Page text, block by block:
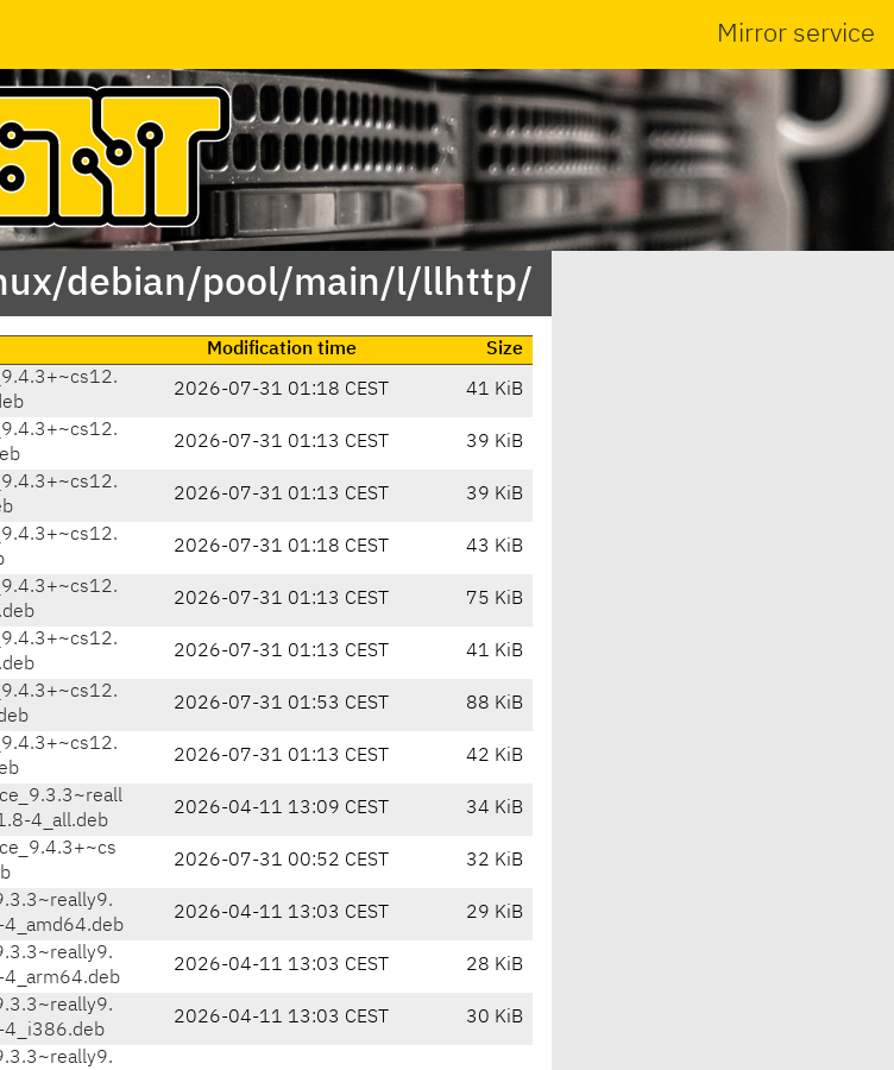
Mirror service
debian/pool/main/l/llhttp/
Modification time
Size
2026-07-31 01:18 CEST 41 KiB
2026-07-31 01:13 CEST 39 KiB
2026-07-31 01:13 CEST 39 KiB
2026-07-31 01:18 CEST 43 KiB
2026-07-31 01:13 CEST 75 KiB
2026-07-31 01:13 CEST 41 KiB
2026-07-31 01:53 CEST 88 KiB
2026-07-31 01:13 CEST 42 KiB
4_all.deb
2026-04-11 13:09 CEST 34 KiB
2026-07-31 00:52 CEST 32 KiB
2026-04-11 13:03 CEST 29 KiB
2026-04-11 13:03 CEST 28 KiB
2026-04-11 13:03 CEST 30 KiB